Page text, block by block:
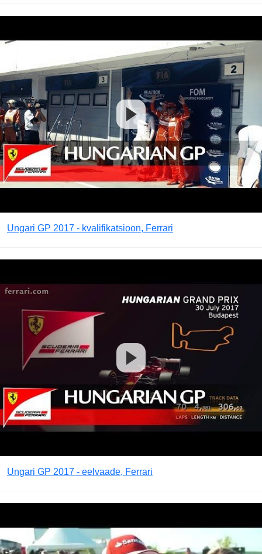
Ungari GP 2017 - kvalifikatsioon, Ferrari
Ungari GP 2017 - eelvaade, Ferrari